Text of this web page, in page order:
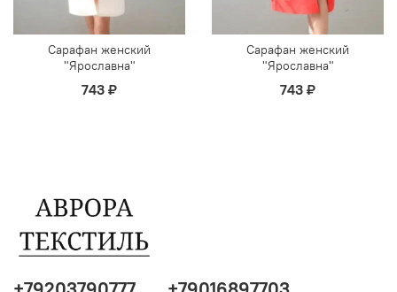
Сарафан женский
"Ярославна"
743 ₽
Сарафан женский
"Ярославна"
743 ₽